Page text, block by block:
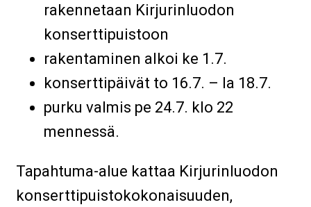
rakennetaan Kirjurinluodon
konserttipuistoon
rakentaminen alkoi ke 1.7.
konserttipäivät to 16.7. – la 18.7.
purku valmis pe 24.7. klo 22
mennessä.
Tapahtuma-alue kattaa Kirjurinluodon
konserttipuistokokonaisuuden,